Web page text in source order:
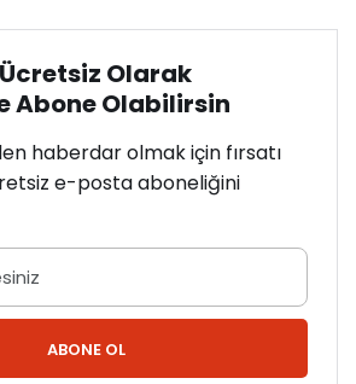
Olarak
Abone Olabilirsin
haberdar olmak için fırsatı
e-posta aboneliğini
ABONE OL